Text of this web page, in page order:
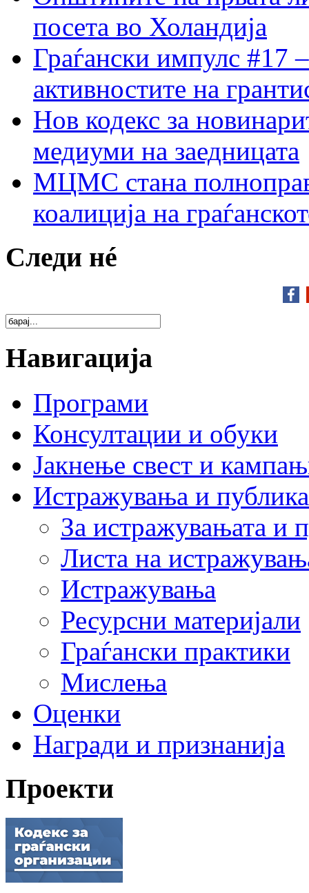
посета во Холандија
Граѓански импулс #17
активностите на
Нов кодекс за
медиуми на заедницата
МЦМС стана
коалиција на
Следи нé
Навигација
Програми
Консултации и обуки
Јакнење свест и
Истражувања и
За истражувањата и
Листа на
Истражувања
Ресурсни материјали
Граѓански практики
Мислења
Оценки
Награди и признанија
Проекти